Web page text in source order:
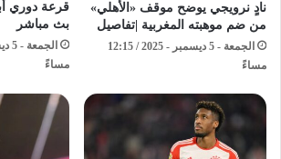
نادٍ نرويجي يوضح موقف «الأهلي»
من ضم موهبته المغربية |تفاصيل
الجمعة - 5 ديسمبر - 2025 / 12:15
مساءً
بث مباشر
مساءً